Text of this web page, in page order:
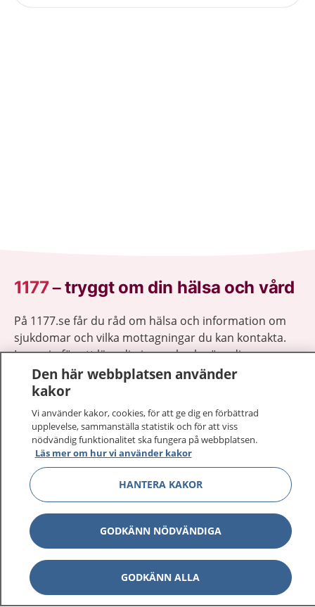
1177–tryggt om din hälsa och vård
På 1177.se får du råd om hälsa och information om
sjukdomar och vilka mottagningar du kan kontakta.
Logga in för att läsa din journal och göra dina
vårdärenden. Ring telefonnummer 1177 för
sjukvårdsrådgivning dygnet runt.
1177 på flera språk Visa
Om 1177 Visa
Kontakt Visa
Den här webbplatsen använder
kakor
Vi använder kakor, cookies, för att ge dig en förbättrad
upplevelse, sammanställa statistik och för att viss
nödvändig funktionalitet ska fungera på webbplatsen.
Läs mer om hur vi använder kakor
HANTERA KAKOR
GODKÄNN NÖDVÄNDIGA
GODKÄNN ALLA